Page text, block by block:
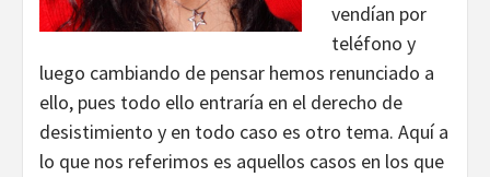
vendían por
teléfono y
luego cambiando de pensar hemos renunciado a
ello, pues todo ello entraría en el derecho de
desistimiento y en todo caso es otro tema. Aquí a
lo que nos referimos es aquellos casos en los que